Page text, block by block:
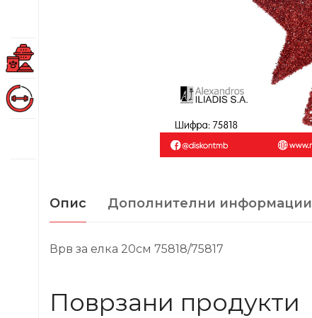
Опис Дополнителни информации
Врв за елка 20см 75818/75817
Поврзани продукти